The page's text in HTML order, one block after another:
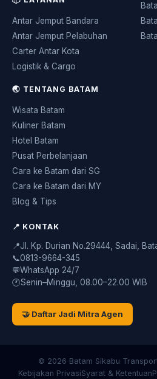
Antar Jemput Bandara
Antar Jemput Pelabuhan
Carter Antar Kota
Logistik & Cargo
🌏 TENTANG BATAM
Wisata Batam
Kuliner Batam
Hotel Batam
Pusat Perbelanjaan
Cara ke Batam dari SG
Cara ke Batam dari MY
Blog & Tips
📍 KONTAK
📍Jl. Kp. Durian No.29444, Sadai,
📞0813-9664-345
💬WhatsApp 24/7
🕐Senin–Minggu, 08.00–22.00 WIB
🤝 Daftar Jadi Mitra Agen
© 2026 Batam Sikabu
Kebijakan PrivasiSyarat & Ketentuan